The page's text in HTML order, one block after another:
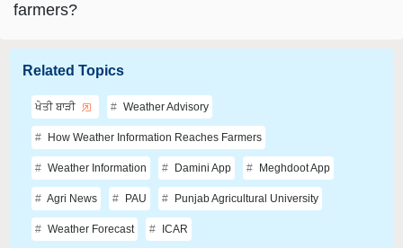
farmers?
Related Topics
ਖੇਤੀ ਬਾੜੀ Weather Advisory
How Weather Information Reaches Farmers
Weather Information Damini App Meghdoot App
Agri News PAU Punjab Agricultural University
Weather Forecast ICAR